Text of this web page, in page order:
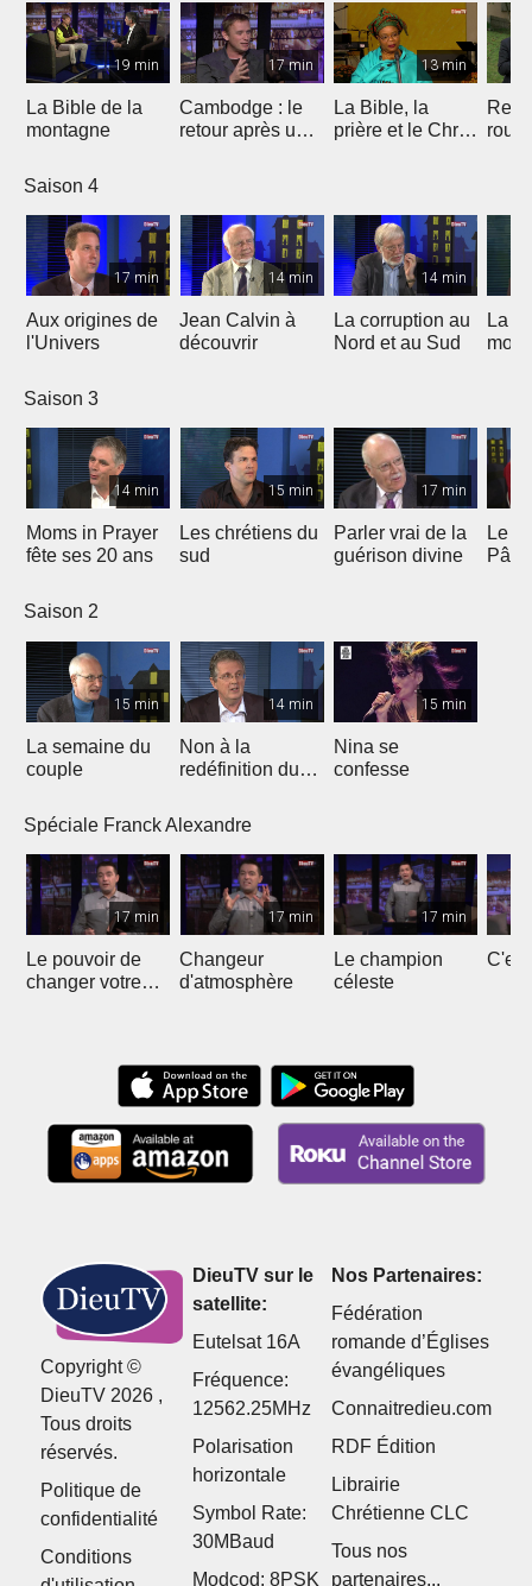
19 min
La Bible de la
montagne
17 min
Cambodge : le
retour après un
13 min
La Bible, la
prière et le Christ
route
Saison 4
17 min
Aux origines de
l'Univers
14 min
Jean Calvin à
découvrir
14 min
La corruption au
Nord et au Sud
La
Saison 3
14 min
Moms in Prayer
fête ses 20 ans
15 min
Les chrétiens du
sud
17 min
Parler vrai de la
guérison divine
Le
Saison 2
15 min
La semaine du
couple
14 min
Non à la
redéfinition du
15 min
Nina se
confesse
Spéciale Franck Alexandre
17 min
Le pouvoir de
changer votre
17 min
Changeur
d'atmosphère
17 min
Le champion
céleste
Copyright ©
DieuTV 2026 ,
Tous droits
réservés.
Politique de
confidentialité
Conditions
DieuTV sur le
satellite:
Eutelsat 16A
Fréquence:
12562.25MHz
Polarisation
horizontale
Symbol Rate:
30MBaud
Modcod: 8PSK
Nos Partenaires:
Fédération
romande d’Églises
évangéliques
Connaitredieu.com
RDF Édition
Librairie
Chrétienne CLC
Tous nos
partenaires...